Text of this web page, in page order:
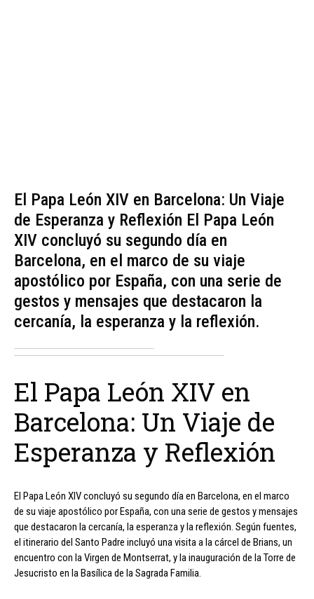
El Papa León XIV en Barcelona: Un Viaje
de Esperanza y Reflexión El Papa León
XIV concluyó su segundo día en
Barcelona, en el marco de su viaje
apostólico por España, con una serie de
gestos y mensajes que destacaron la
cercanía, la esperanza y la reflexión.
El Papa León XIV en
Barcelona: Un Viaje de
Esperanza y Reflexión
El Papa León XIV concluyó su segundo día en Barcelona, en el marco
de su viaje apostólico por España, con una serie de gestos y mensajes
que destacaron la cercanía, la esperanza y la reflexión. Según fuentes,
el itinerario del Santo Padre incluyó una visita a la cárcel de Brians, un
encuentro con la Virgen de Montserrat, y la inauguración de la Torre de
Jesucristo en la Basílica de la Sagrada Familia.